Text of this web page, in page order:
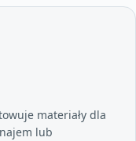
materiały dla
lub